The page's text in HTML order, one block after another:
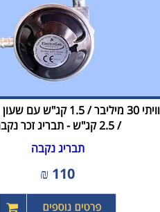
/ 2.5 קג"ש - תבריג זכר נקבה
תבריג נקבה
110
₪